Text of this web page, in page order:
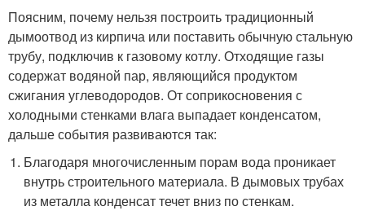
Поясним, почему нельзя построить традиционный
дымоотвод из кирпича или поставить обычную стальную
трубу, подключив к газовому котлу. Отходящие газы
содержат водяной пар, являющийся продуктом
сжигания углеводородов. От соприкосновения с
холодными стенками влага выпадает конденсатом,
дальше события развиваются так:
Благодаря многочисленным порам вода проникает
внутрь строительного материала. В дымовых трубах
из металла конденсат течет вниз по стенкам.